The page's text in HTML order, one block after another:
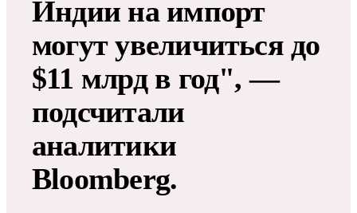
Индии на импорт
могут увеличиться до
$11 млрд в год", —
подсчитали
аналитики
Bloomberg.